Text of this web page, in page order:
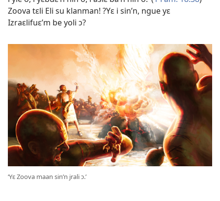
Zoova tɛli Eli su klanman! ?Yɛ i sin’n, ngue yɛ
Izraɛlifuɛ’m be yoli ɔ?
‘Yɛ Zoova maan sin’n jrali ɔ.’